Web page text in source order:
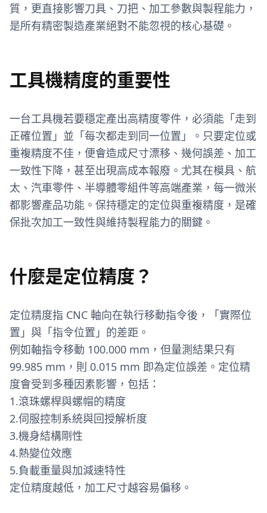
質，更直接影響刀具、刀把、加工參數與製程能力，
是所有精密製造產業絕對不能忽視的核心基礎。
工具機精度的重要性
一台工具機若要穩定產出高精度零件，必須能「走到
正確位置」並「每次都走到同一位置」。只要定位或
重複精度不佳，便會造成尺寸漂移、幾何誤差、加工
一致性下降，甚至出現高成本報廢。尤其在模具、航
太、汽車零件、半導體零組件等高端產業，每一微米
都影響產品功能。保持穩定的定位與重複精度，是確
保批次加工一致性與維持製程能力的關鍵。
什麼是定位精度？
定位精度指 CNC 軸向在執行移動指令後，「實際位
置」與「指令位置」的差距。
例如軸指令移動 100.000 mm，但量測結果只有
99.985 mm，則 0.015 mm 即為定位誤差。定位精
度會受到多種因素影響，包括：
1.滾珠螺桿與螺帽的精度
2.伺服控制系統與回授解析度
3.機身結構剛性
4.熱變位效應
5.負載重量與加減速特性
定位精度越低，加工尺寸越容易偏移。